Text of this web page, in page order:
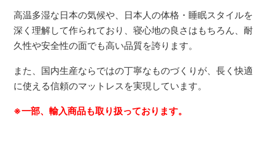
高温多湿な日本の気候や、日本人の体格・睡眠スタイルを
深く理解して作られており、寝心地の良さはもちろん、耐
久性や安全性の面でも高い品質を誇ります。
また、国内生産ならではの丁寧なものづくりが、長く快適
に使える信頼のマットレスを実現しています。
※一部、輸入商品も取り扱っております。